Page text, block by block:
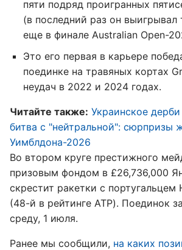
пяти подряд проигранных
(в последний раз он
еще в финале Australian Open-
Это его первая в карьере
поединке на травяных кортах
неудач в 2022 и 2024 годах.
Читайте также: Украинское
битва с "нейтральной": сюрпризы
Уимблдона-2026
Во втором круге престижного
призовым фондом в £26,736,000
скрестит ракетки с
(48-й в рейтинге ATP). Поединок
среду, 1 июля.
Ранее мы сообщили, на каких